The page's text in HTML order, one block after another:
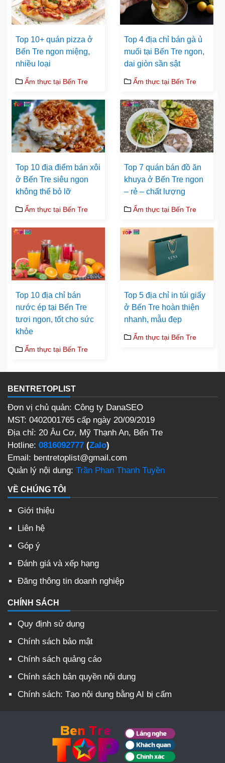
Top 10+ quán pizza ở
Bến Tre ngon miệng,
nhiều loại
Ẩm thực tại Bến Tre
Top 4 địa chỉ bán gà ủ
muối tại Bến Tre ngon,
dai giòn sần sật
Ẩm thực tại Bến Tre
Top 10 địa điểm bán xôi
ở Bến Tre siêu ngon
không thể bỏ lỡ
Ẩm thực tại Bến Tre
Top 7 quán bán đồ ăn
khuya ở Bến Tre ngon
– rẻ – chất lượng
Ẩm thực tại Bến Tre
Top 10 địa chỉ bán
nước ép tại Bến Tre
tươi ngon, tốt cho sức
khỏe
Ẩm thực tại Bến Tre
Top 5 địa chỉ in túi giấy
ở Bến Tre hoàn thiện
nhanh, mẫu đẹp
Ẩm thực tại Bến Tre
BENTRETOPLIST
Đơn vị chủ quản: Công ty DanaSEO
MST: 0402001765 cấp ngày 20/09/2019
Địa chỉ: 20 Âu Cơ, Mỹ Thạnh An, Bến Tre
Hotline: 0816092777 (Zalo)
Email: bentretoplist@gmail.com
Quản lý nội dung: Trần Phan Thanh Tuyền
VỀ CHÚNG TÔI
Giới thiệu
Liên hệ
Góp ý
Đánh giá và xếp hạng
Đăng thông tin doanh nghiệp
CHÍNH SÁCH
Quy định sử dụng
Chính sách bảo mật
Chính sách quảng cáo
Chính sách bản quyền nội dung
Chính sách: Tạo nội dung bằng AI bị cấm